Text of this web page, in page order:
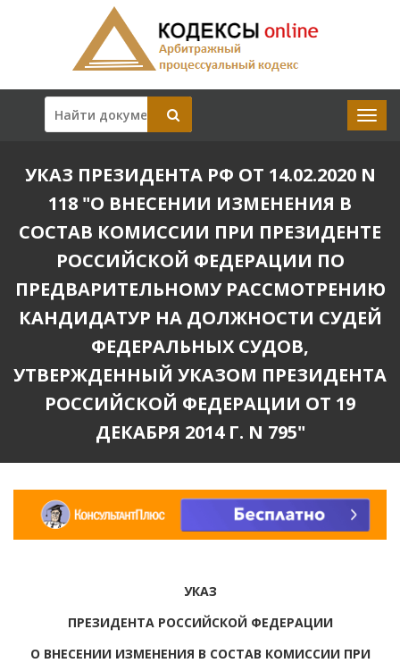
УКАЗ ПРЕЗИДЕНТА РФ ОТ 14.02.2020 N
118 "О ВНЕСЕНИИ ИЗМЕНЕНИЯ В
СОСТАВ КОМИССИИ ПРИ ПРЕЗИДЕНТЕ
РОССИЙСКОЙ ФЕДЕРАЦИИ ПО
ПРЕДВАРИТЕЛЬНОМУ РАССМОТРЕНИЮ
КАНДИДАТУР НА ДОЛЖНОСТИ СУДЕЙ
ФЕДЕРАЛЬНЫХ СУДОВ,
УТВЕРЖДЕННЫЙ УКАЗОМ ПРЕЗИДЕНТА
РОССИЙСКОЙ ФЕДЕРАЦИИ ОТ 19
ДЕКАБРЯ 2014 Г. N 795"
УКАЗ
ПРЕЗИДЕНТА РОССИЙСКОЙ ФЕДЕРАЦИИ
О ВНЕСЕНИИ ИЗМЕНЕНИЯ В СОСТАВ КОМИССИИ ПРИ